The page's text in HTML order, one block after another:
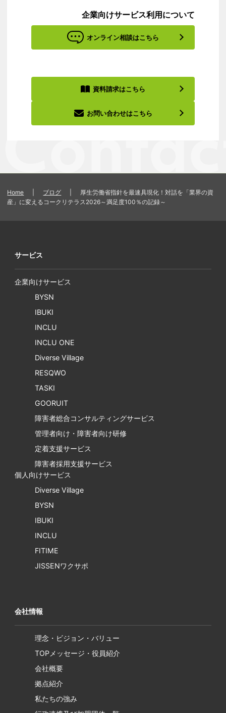
企業向けサービス利用について
オンライン相談はこちら
資料請求はこちら
お問い合わせはこちら
Home ブログ
厚生労働省指針を最速具現化！対話を「業界の資
産」に変えるコークリテラス2026～満足度100％の記録～
サービス
企業向けサービス
BYSN
IBUKI
INCLU
INCLU ONE
Diverse Village
RESQWO
TASKI
GOORUIT
障害者総合コンサルティングサービス
管理者向け・障害者向け研修
定着支援サービス
障害者採用支援サービス
個人向けサービス
Diverse Village
BYSN
IBUKI
INCLU
FITIME
JISSENワクサポ
会社情報
理念・ビジョン・バリュー
TOPメッセージ・役員紹介
会社概要
拠点紹介
私たちの強み